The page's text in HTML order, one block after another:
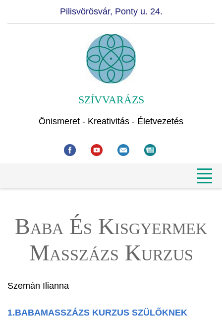
Pilisvörösvár, Ponty u. 24.
SZÍVVARÁZS
Önismeret - Kreativitás - Életvezetés
Baba És Kisgyermek
Masszázs Kurzus
Szemán Ilianna
1.BABAMASSZÁZS KURZUS SZÜLŐKNEK